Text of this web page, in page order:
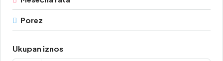
Porez
Ukupan iznos